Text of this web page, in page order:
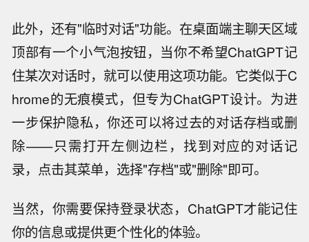
此外，还有"临时对话"功能。在桌面端主聊天区域
顶部有一个小气泡按钮，当你不希望ChatGPT记
住某次对话时，就可以使用这项功能。它类似于C
hrome的无痕模式，但专为ChatGPT设计。为进
一步保护隐私，你还可以将过去的对话存档或删
除——只需打开左侧边栏，找到对应的对话记
录，点击其菜单，选择"存档"或"删除"即可。
当然，你需要保持登录状态，ChatGPT才能记住
你的信息或提供更个性化的体验。